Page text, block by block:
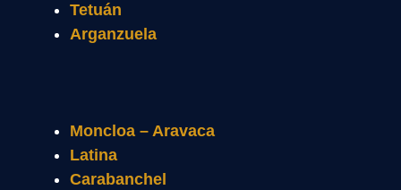
Tetuán
Arganzuela
Moncloa – Aravaca
Latina
Carabanchel